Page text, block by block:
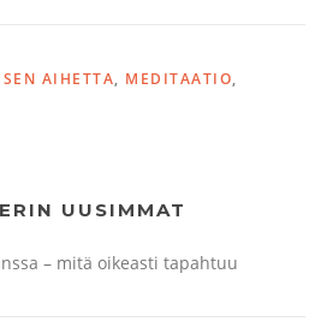
AIHETTA, MEDITAATIO,
UUSIMMAT
– mitä oikeasti tapahtuu